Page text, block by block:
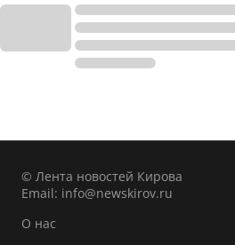
© Лента новостей Кирова
Email: info@newskirov.ru
О нас